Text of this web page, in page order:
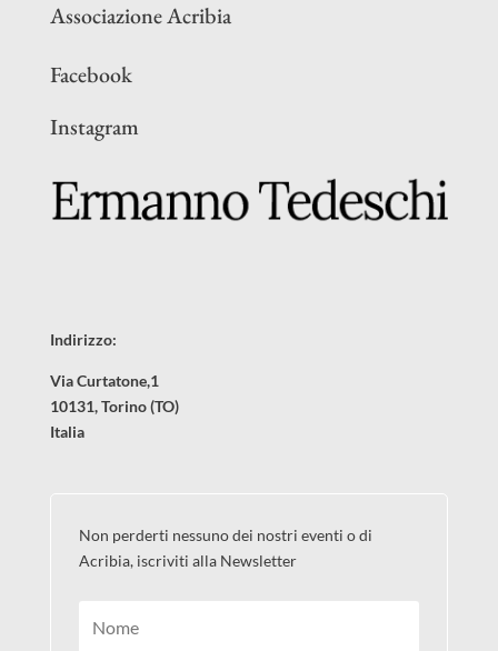
Associazione Acribia
Facebook
Instagram
Indirizzo:
Via Curtatone,1
10131, Torino (TO)
Italia
Non perderti nessuno dei nostri eventi o di
Acribia, iscriviti alla Newsletter